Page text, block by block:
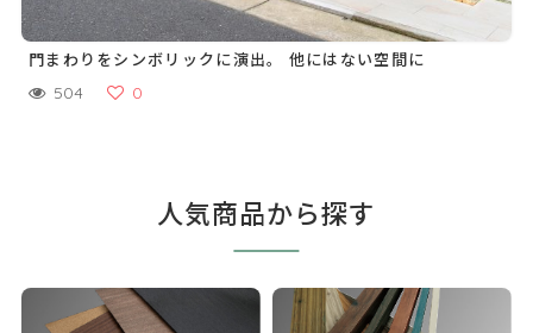
門まわりをシンボリックに演出。 他にはない空間に
504 0
人気商品から探す